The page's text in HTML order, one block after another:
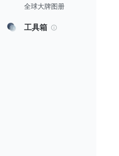
全球大牌图册
工具箱